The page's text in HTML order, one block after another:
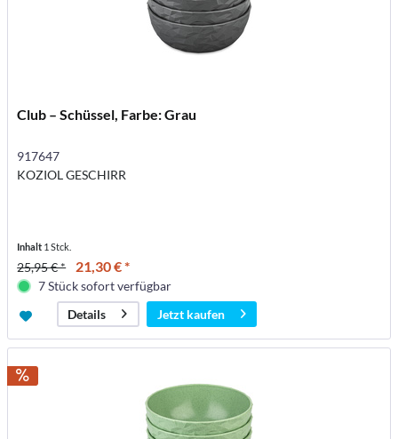
Club – Schüssel, Farbe: Grau
917647
KOZIOL GESCHIRR
Inhalt 1 Stck.
25,95 € * 21,30 € *
7 Stück sofort verfügbar
Details
Jetzt kaufen